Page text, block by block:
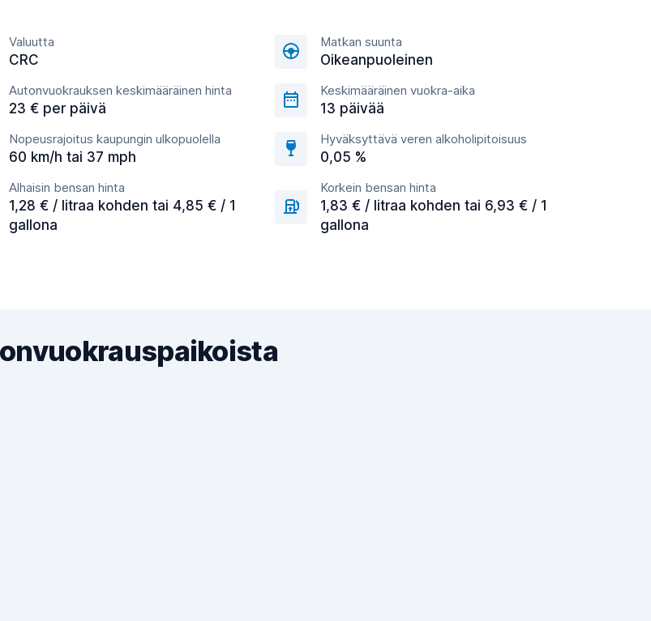
Valuutta
CRC
Matkan suunta
Oikeanpuoleinen
Autonvuokrauksen keskimääräinen hinta
23 € per päivä
Keskimääräinen vuokra-aika
13 päivää
Nopeusrajoitus kaupungin ulkopuolella
60 km/h tai 37 mph
Hyväksyttävä veren alkoholipitoisuus
0,05 %
Alhaisin bensan hinta
1,28 € / litraa kohden tai 4,85 € / 1
gallona
Korkein bensan hinta
1,83 € / litraa kohden tai 6,93 € / 1
gallona